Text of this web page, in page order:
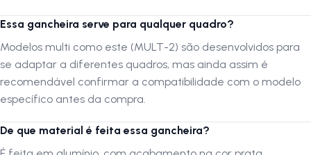
Essa gancheira serve para qualquer quadro?
Modelos multi como este (MULT-2) são desenvolvidos para
se adaptar a diferentes quadros, mas ainda assim é
recomendável confirmar a compatibilidade com o modelo
específico antes da compra.
De que material é feita essa gancheira?